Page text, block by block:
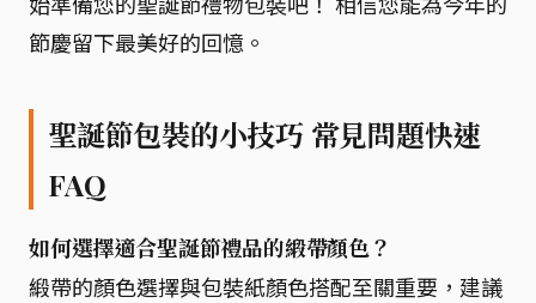
節慶留下最美好的回憶。
聖誕節包裝的小技巧 常見問題快速
FAQ
如何選擇適合聖誕節禮品的緞帶顏色？
緞帶的顏色選擇與包裝紙顏色搭配至關重要，建議